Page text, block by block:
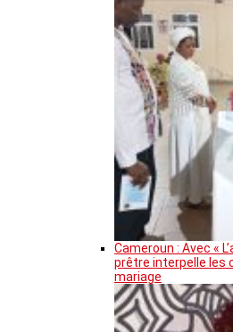
Cameroun : Avec «
prêtre interpelle les
mariage